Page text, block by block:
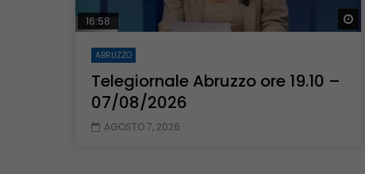
16:58
ABRUZZO
Telegiornale Abruzzo ore 19.10 –
07/08/2026
AGOSTO 7, 2026